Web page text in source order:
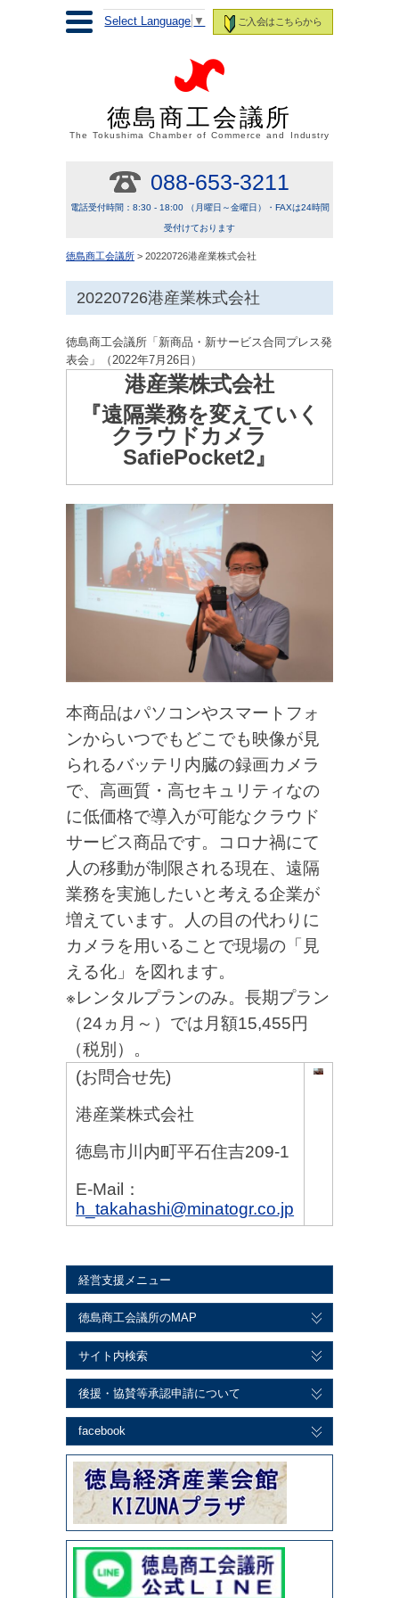
ご入会はこちらから
Select Language ▼
徳島商工会議所
The Tokushima Chamber of Commerce and Industry
088-653-3211
電話受付時間：8:30 - 18:00 （月曜日～金曜日）・FAXは24時間
受付けております
徳島商工会議所 > 20220726港産業株式会社
20220726港産業株式会社
徳島商工会議所「新商品・新サービス合同プレス発
表会」（2022年7月26日）
港産業株式会社
『遠隔業務を変えていく
クラウドカメラ
SafiePocket2』
本商品はパソコンやスマートフォ
ンからいつでもどこでも映像が見
られるバッテリ内臓の録画カメラ
で、高画質・高セキュリティなの
に低価格で導入が可能なクラウド
サービス商品です。コロナ禍にて
人の移動が制限される現在、遠隔
業務を実施したいと考える企業が
増えています。人の目の代わりに
カメラを用いることで現場の「見
える化」を図れます。
※レンタルプランのみ。長期プラン
（24ヵ月～）では月額15,455円
（税別）。
(お問合せ先)
港産業株式会社
徳島市川内町平石住吉209-1
E-Mail：
h_takahashi@minatogr.co.jp
経営支援メニュー
徳島商工会議所のMAP
サイト内検索
後援・協賛等承認申請について
facebook